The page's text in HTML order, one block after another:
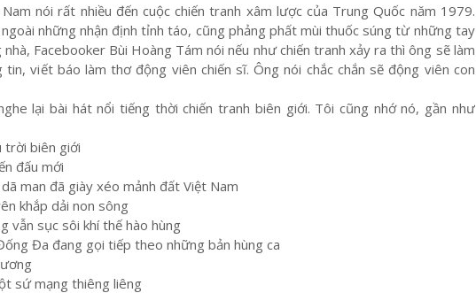
nói rất nhiều đến cuộc chiến tranh xâm lược của Trung Quốc năm 1979.
những nhận định tỉnh táo, cũng phảng phất mùi thuốc súng từnhững tay
Facebooker Bùi Hoàng Tám nói nếu nhưchiến tranh xảy ra thì ông sẽlàm
tin, viết báo làm thơđộng viên chiến sĩ. Ông nói chắc chắn sẽ động viên con
lại bài hát nổi tiếng thời chiến tranh biên giới. Tôi cũng nhớnó, gần như
trời biên giới
ến đấu mới
man đã giày xéo mảnh đất Việt Nam
khắp dải non sông
vẫn sục sôi khí thế hào hùng
ống Đa đang gọi tiếp theo những bản hùng ca
ương
ột sứmạng thiêng liêng